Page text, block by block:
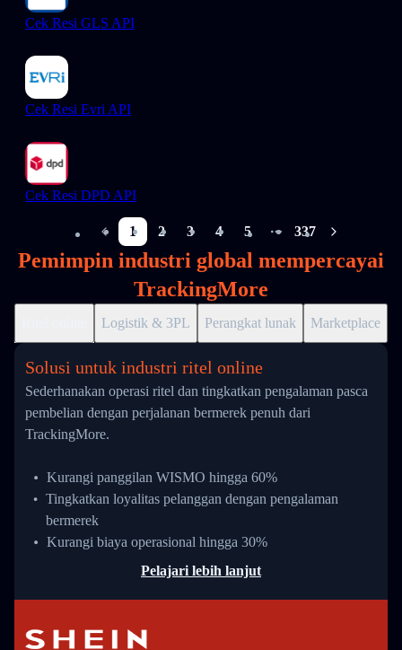
Cek Resi GLS API
Cek Resi Evri API
Cek Resi DPD API
1 2 3 4 5
More pages
337
Pemimpin industri global mempercayai
TrackingMore
Logistik & 3PL Perangkat lunak Marketplace
Solusi untuk industri ritel online
Sederhanakan operasi ritel dan tingkatkan pengalaman pasca
pembelian dengan perjalanan bermerek penuh dari
TrackingMore.
Kurangi panggilan WISMO hingga 60%
Tingkatkan loyalitas pelanggan dengan pengalaman
bermerek
Kurangi biaya operasional hingga 30%
Pelajari lebih lanjut